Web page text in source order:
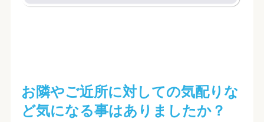
お隣やご近所に対しての気配りな
ど気になる事はありましたか？